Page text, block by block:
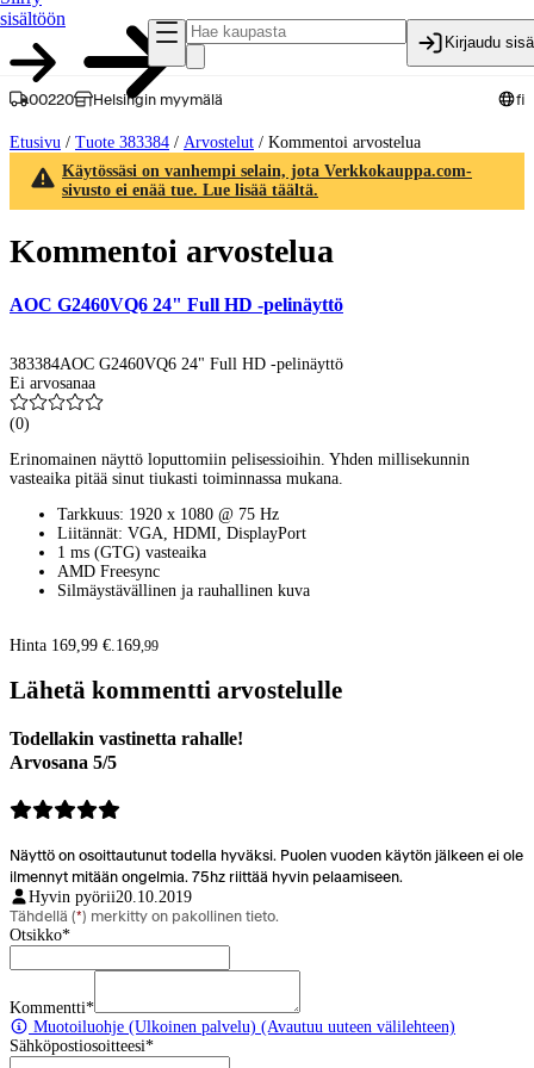
sisältöön
Kirjaudu
00220 Helsingin myymälä fi
Etusivu / Tuote 383384 / Arvostelut / Kommentoi arvostelua
Käytössäsi on vanhempi selain, jota Verkkokauppa.com-
sivusto ei enää tue. Lue lisää täältä.
Kommentoi arvostelua
AOC G2460VQ6 24" Full HD -pelinäyttö
383384AOC G2460VQ6 24" Full HD -pelinäyttö
Ei arvosanaa
(0)
Erinomainen näyttö loputtomiin pelisessioihin. Yhden millisekunnin
vasteaika pitää sinut tiukasti toiminnassa mukana.
Tarkkuus: 1920 x 1080 @ 75 Hz
Liitännät: VGA, HDMI, DisplayPort
1 ms (GTG) vasteaika
AMD Freesync
Silmäystävällinen ja rauhallinen kuva
Hinta 169,99 €. 169,99
Lähetä kommentti arvostelulle
Todellakin vastinetta rahalle!
Arvosana 5/5
Näyttö on osoittautunut todella hyväksi. Puolen vuoden käytön jälkeen ei ole
ilmennyt mitään ongelmia. 75hz riittää hyvin pelaamiseen.
Hyvin pyörii20.10.2019
Tähdellä (*) merkitty on pakollinen tieto.
Otsikko*
Kommentti*
Muotoiluohje (Ulkoinen palvelu) (Avautuu uuteen välilehteen)
Sähköpostiosoitteesi*